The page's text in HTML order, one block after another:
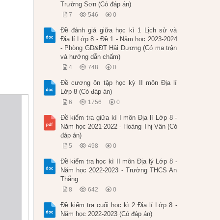
Trường Sơn (Có đáp án)
7 546 0
Đề đánh giá giữa học kì 1 Lịch sử và
Địa lí Lớp 8 - Đề 1 - Năm học 2023-2024
- Phòng GD&ĐT Hải Dương (Có ma trận
và hướng dẫn chấm)
4 748 0
Đề cương ôn tập học kỳ II môn Địa lí
Lớp 8 (Có đáp án)
6 1756 0
Đề kiểm tra giữa kì I môn Địa lí Lớp 8 -
Năm học 2021-2022 - Hoàng Thị Vân (Có
đáp án)
5 498 0
Đề kiểm tra học kì II môn Địa lý Lớp 8 -
Năm học 2022-2023 - Trường THCS An
Thắng
8 642 0
Đề kiểm tra cuối học kì 2 Địa lí Lớp 8 -
Năm học 2022-2023 (Có đáp án)